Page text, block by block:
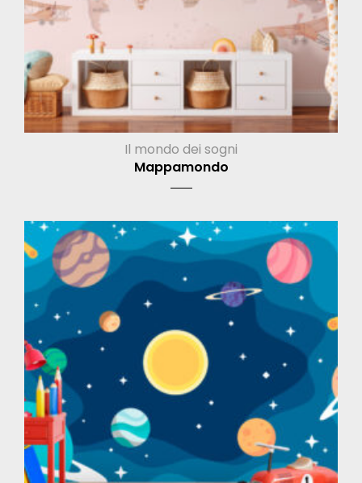
Il mondo dei sogni
Mappamondo